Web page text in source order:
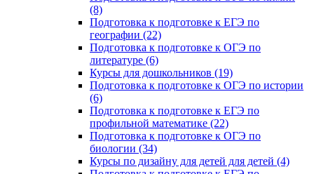
(8)
Подготовка к подготовке к ЕГЭ по
географии (22)
Подготовка к подготовке к ОГЭ по
литературе (6)
Курсы для дошкольников (19)
Подготовка к подготовке к ОГЭ по истории
(6)
Подготовка к подготовке к ЕГЭ по
профильной математике (22)
Подготовка к подготовке к ОГЭ по
биологии (34)
Курсы по дизайну для детей для детей (4)